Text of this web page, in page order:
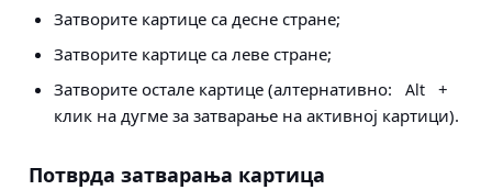
Затворите картице са десне стране;
Затворите картице са леве стране;
Затворите остале картице (алтернативно:
Alt
+
клик на дугме за затварање на активној картици).
Потврда затварања картица